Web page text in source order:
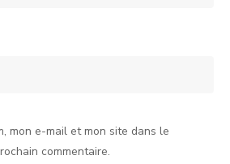
mon e-mail et mon site dans le
commentaire.